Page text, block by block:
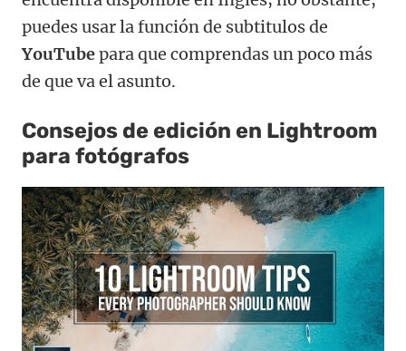
puedes usar la función de subtitulos de
YouTubepara que comprendas un poco más
de que va el asunto.
Consejos de edición en Lightroom
para fotógrafos